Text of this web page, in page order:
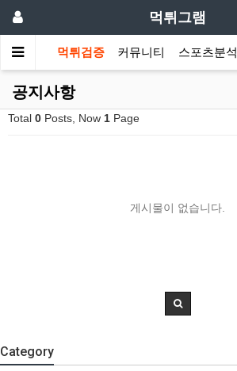
먹튀그램
먹튀검증 커뮤니티 스포츠분석
공지사항
Total 0 Posts, Now 1 Page
게시물이 없습니다.
Category